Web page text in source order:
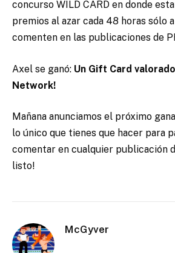
concurso WILD CARD en donde
premios al azar cada 48 horas sólo
comenten en las publicaciones de
Axel se ganó: Un Gift Card
Network!
Mañana anunciamos el próximo
lo único que tienes que hacer para
comentar en cualquier publicación
listo!
McGyver